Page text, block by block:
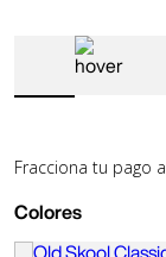
Fracciona tu pago
Colores